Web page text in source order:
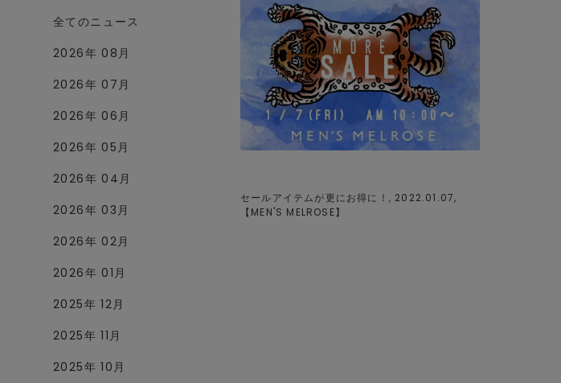
全てのニュース
2026年 08月
2026年 07月
2026年 06月
2026年 05月
2026年 04月
2026年 03月
2026年 02月
2026年 01月
2025年 12月
2025年 11月
2025年 10月
セールアイテムが更にお得に！, 2022.01.07,
【 MEN'S MELROSE】